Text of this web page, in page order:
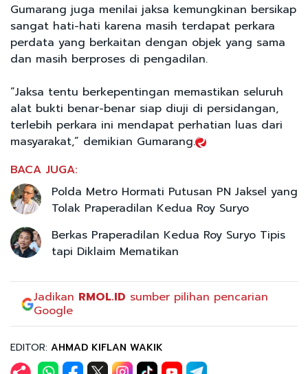
Gumarang juga menilai jaksa kemungkinan bersikap
sangat hati-hati karena masih terdapat perkara
perdata yang berkaitan dengan objek yang sama
dan masih berproses di pengadilan.
“Jaksa tentu berkepentingan memastikan seluruh
alat bukti benar-benar siap diuji di persidangan,
terlebih perkara ini mendapat perhatian luas dari
masyarakat,” demikian Gumarang.
BACA JUGA:
Polda Metro Hormati Putusan PN Jaksel yang
Tolak Praperadilan Kedua Roy Suryo
Berkas Praperadilan Kedua Roy Suryo Tipis
tapi Diklaim Mematikan
Jadikan RMOL.ID sumber pilihan pencarian
Google
EDITOR: AHMAD KIFLAN WAKIK